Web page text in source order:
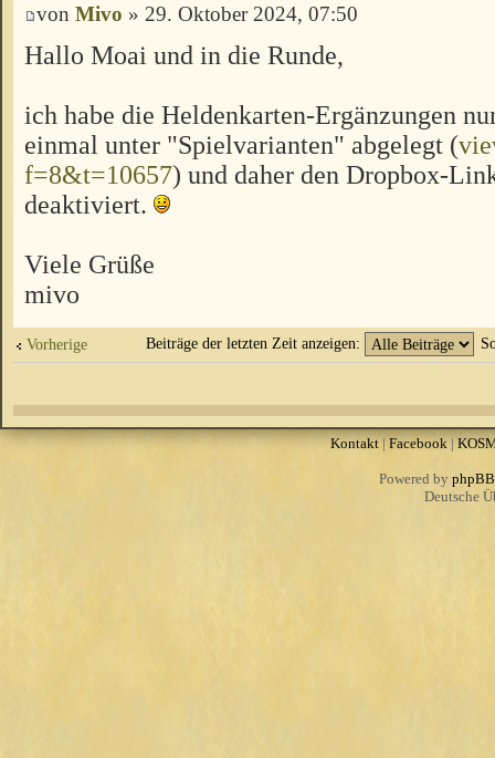
von Mivo » 29. Oktober 2024, 07:50
Hallo Moai und in die Runde,
ich habe die Heldenkarten-Ergänzungen
einmal unter "Spielvarianten" abgelegt (
f=8&t=10657) und daher den Dropbox-
deaktiviert.
Viele Grüße
mivo
Vorherige Beiträge der letzten Zeit anzeigen:
Kontakt|Facebook|
Powered by phpBB
Deutsche